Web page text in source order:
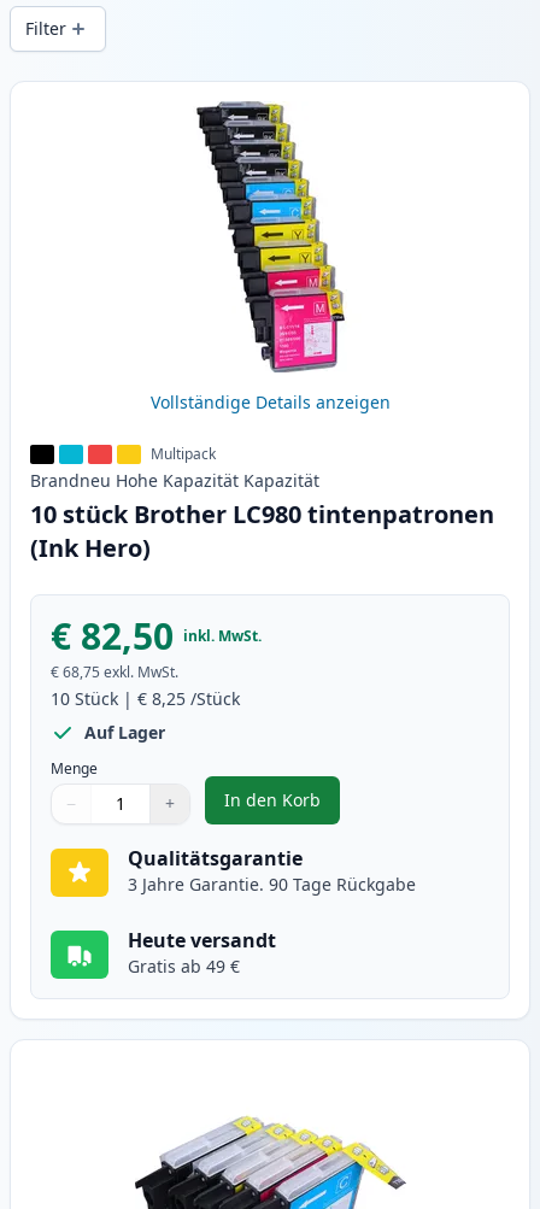
Druckqualität und schnellem Versand aus
lokalem Lager in .
Filter
Produkte
Vollständige Details anzeigen
Multipack
Brandneu Hohe Kapazität Kapazität
10 stück Brother LC980 tintenpatronen
(Ink Hero)
€ 82,50 inkl. MwSt.
€ 68,75 exkl. MwSt.
10 Stück | € 8,25 /Stück
Auf Lager
Menge
Verwenden Sie die Tasten, um anzupassen
− +
1
In den Korb
, 10 stück Brother LC980
Qualitätsgarantie
3 Jahre Garantie. 90 Tage Rückgabe
Heute versandt
Gratis ab 49 €